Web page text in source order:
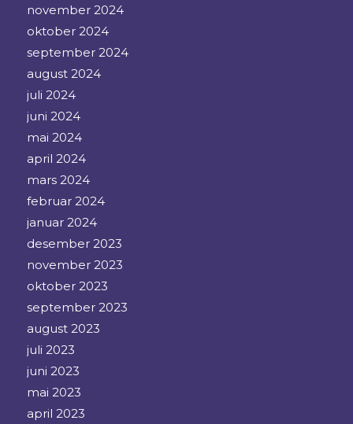
november 2024
oktober 2024
september 2024
august 2024
juli 2024
juni 2024
mai 2024
april 2024
mars 2024
februar 2024
januar 2024
desember 2023
november 2023
oktober 2023
september 2023
august 2023
juli 2023
juni 2023
mai 2023
april 2023